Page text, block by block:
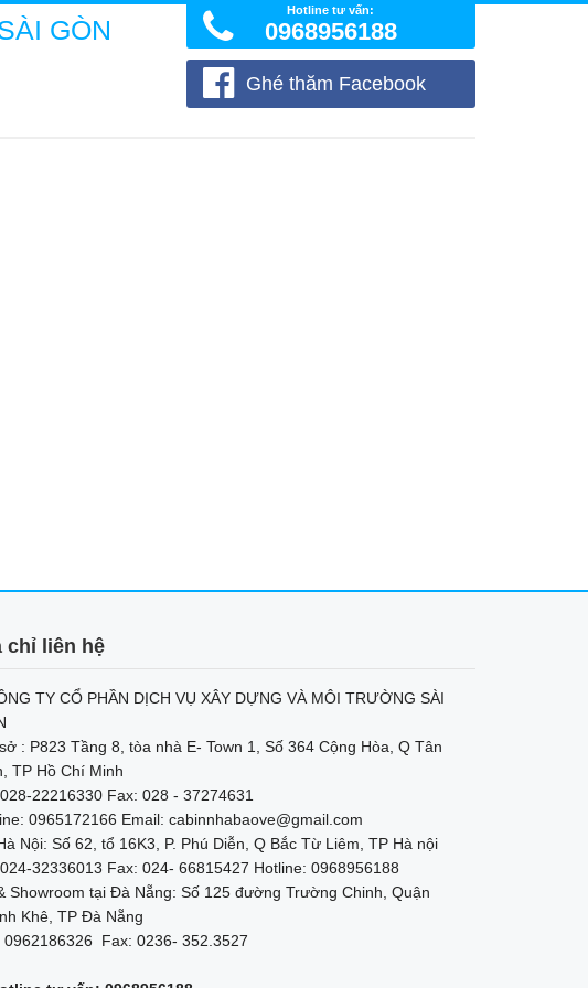
GÒN
Hotline tư vấn:
0968956188
Ghé thăm Facebook
chỉ liên hệ
TY CỔ PHẦN DỊCH VỤ XÂY DỰNG VÀ MÔI TRƯỜNG SÀI
: P823 Tầng 8, tòa nhà E- Town 1, Số 364 Cộng Hòa, Q Tân
TP Hồ Chí Minh
22216330 Fax: 028 - 37274631
0965172166 Email: cabinnhabaove@gmail.com
Nội: Số 62, tổ 16K3, P. Phú Diễn, Q Bắc Từ Liêm, TP Hà nội
32336013 Fax: 024- 66815427 Hotline: 0968956188
Showroom tại Đà Nẵng: Số 125 đường Trường Chinh, Quận
Khê, TP Đà Nẵng
Fax: 0236- 352.3527